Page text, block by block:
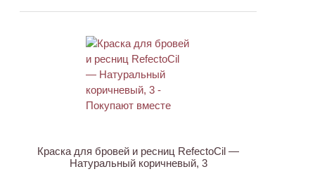
Краска для бровей и ресниц RefectoCil —
Натуральный коричневый, 3